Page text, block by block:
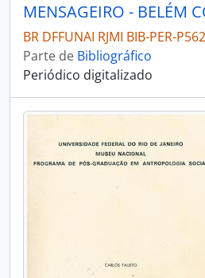
BR DFFUNAI RJMI BIB-PER-P562
Parte de Bibliográfico
Periódico digitalizado